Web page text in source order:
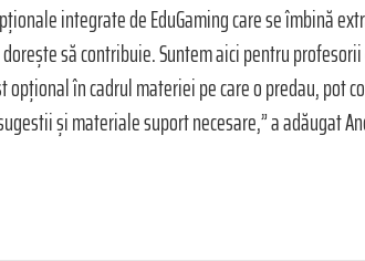
integrate de EduGaming care se îmbină
să contribuie. Suntem aici pentru
în cadrul materiei pe care o predau, pot
și materiale suport necesare,” a adăugat